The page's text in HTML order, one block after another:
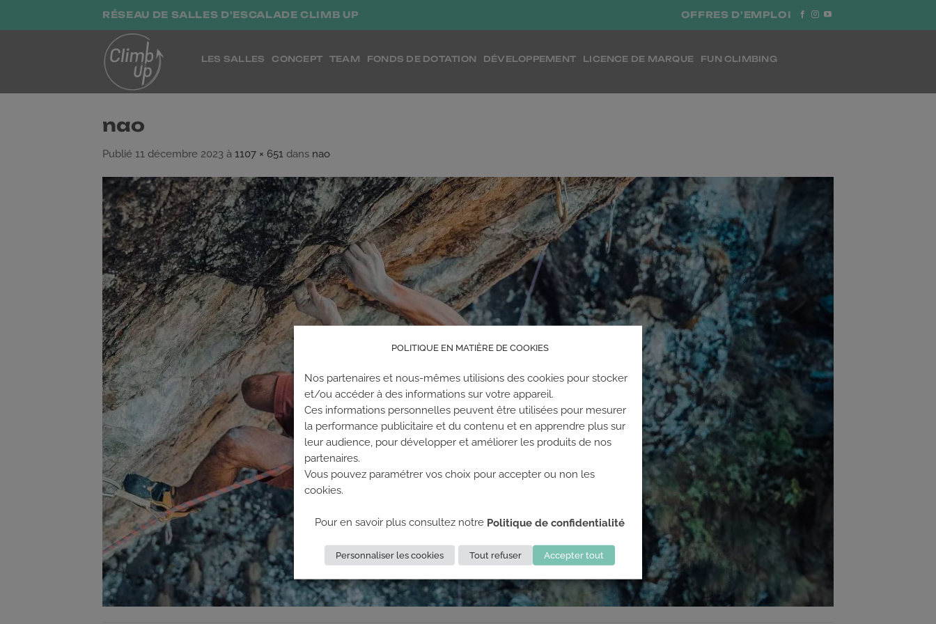
RÉSEAU DE SALLES D'ESCALADE CLIMB UP OFFRES D'EMPLOI
LES SALLES CONCEPT TEAM FONDS DE DOTATION DÉVELOPPEMENT LICENCE DE MARQUE FUN CLIMBING
nao
Publié 11 décembre 2023 à 1107 × 651 dans nao
POLITIQUE EN MATIÈRE DE COOKIES
Nos partenaires et nous-mêmes utilisions des cookies pour stocker
et/ou accéder à des informations sur votre appareil.
Ces informations personnelles peuvent être utilisées pour mesurer
la performance publicitaire et du contenu et en apprendre plus sur
leur audience, pour développer et améliorer les produits de nos
partenaires.
Vous pouvez paramétrer vos choix pour accepter ou non les
cookies.
Pour en savoir plus consultez notre Politique de confidentialité
Personnaliser les cookies Tout refuser Accepter tout